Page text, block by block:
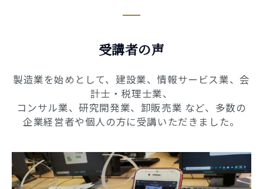
受講者の声
製造業を始めとして、建設業、情報サービス業、会
計士・税理士業、
コンサル業、研究開発業、卸販売業 など、多数の
企業経営者や個人の方に受講いただきました。